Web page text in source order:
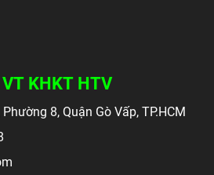
KHKT HTV
8, Quận Gò Vấp, TP.HCM